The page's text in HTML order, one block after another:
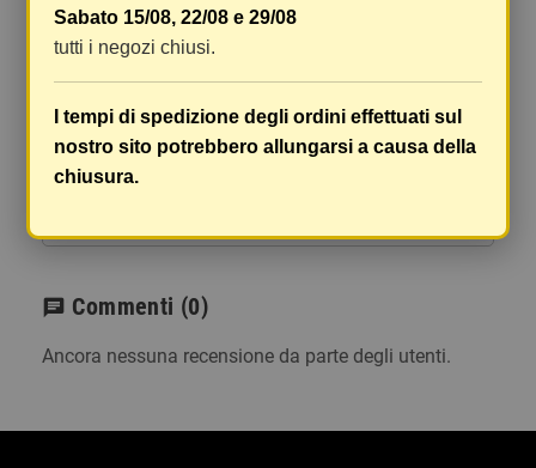
effettuati separatamente, pertanto le spese di
spedizione saranno addebitate per ognuno di
caso di oggetti fragili.
Le scatole hanno dimensioni adeguatamente
chat Commenti (0)
Ancora nessuna recensione da parte degli utenti.
Sabato 15/08, 22/08 e 29/08
tutti i negozi chiusi.
I tempi di spedizione degli ordini effettuati sul
nostro sito potrebbero allungarsi a causa della
chiusura.